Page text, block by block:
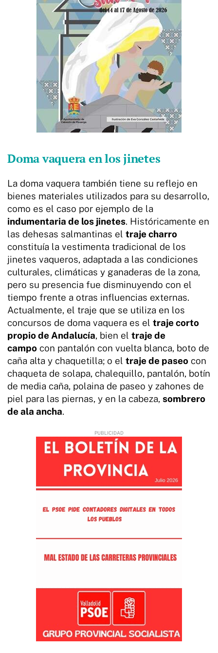
Doma vaquera en los jinetes
La doma vaquera también tiene su reflejo en
bienes materiales utilizados para su desarrollo,
como es el caso por ejemplo de la
indumentaria de los jinetes. Históricamente en
las dehesas salmantinas el traje charro
constituía la vestimenta tradicional de los
jinetes vaqueros, adaptada a las condiciones
culturales, climáticas y ganaderas de la zona,
pero su presencia fue disminuyendo con el
tiempo frente a otras influencias externas.
Actualmente, el traje que se utiliza en los
concursos de doma vaquera es el traje corto
propio de Andalucía, bien el traje de
campo con pantalón con vuelta blanca, boto de
caña alta y chaquetilla; o el traje de paseo con
chaqueta de solapa, chalequillo, pantalón, botín
de media caña, polaina de paseo y zahones de
piel para las piernas, y en la cabeza, sombrero
de ala ancha.